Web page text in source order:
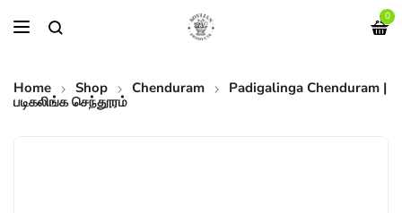
0
Home Shop Chenduram
Padigalinga Chenduram |
படிகலிங்க செந்தூரம்